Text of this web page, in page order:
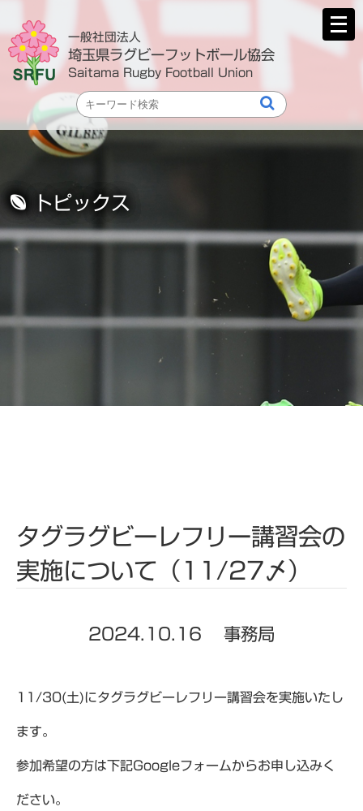
一般社団法人
埼玉県ラグビーフットボール協会
Saitama Rugby Football Union
メ
ニ
ュ
く
トピックス
タグラグビーレフリー講習会の
実施について（11/27〆）
2024.10.16 事務局
11/30(土)にタグラグビーレフリー講習会を実施いたし
ます。
参加希望の方は下記Googleフォームからお申し込みく
ださい。